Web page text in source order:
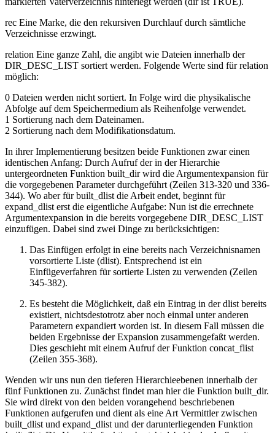
rec Eine Marke, die den rekursiven Durchlauf durch sämtliche
Verzeichnisse erzwingt.
relation Eine ganze Zahl, die angibt wie Dateien innerhalb der
DIR_DESC_LIST sortiert werden. Folgende Werte sind für relation
möglich:
0 Dateien werden nicht sortiert. In Folge wird die physikalische
Abfolge auf dem Speichermedium als Reihenfolge verwendet.
1 Sortierung nach dem Dateinamen.
2 Sortierung nach dem Modifikationsdatum.
In ihrer Implementierung besitzen beide Funktionen zwar einen
identischen Anfang: Durch Aufruf der in der Hierarchie
untergeordneten Funktion built_dir wird die Argumentexpansion für
die vorgegebenen Parameter durchgeführt (Zeilen 313-320 und 336-
344). Wo aber für built_dlist die Arbeit endet, beginnt für
expand_dlist erst die eigentliche Aufgabe: Nun ist die errechnete
Argumentexpansion in die bereits vorgegebene DIR_DESC_LIST
einzufügen. Dabei sind zwei Dinge zu berücksichtigen:
Das Einfügen erfolgt in eine bereits nach Verzeichnisnamen
vorsortierte Liste (dlist). Entsprechend ist ein
Einfügeverfahren für sortierte Listen zu verwenden (Zeilen
345-382).
Es besteht die Möglichkeit, daß ein Eintrag in der dlist bereits
existiert, nichtsdestotrotz aber noch einmal unter anderen
Parametern expandiert worden ist. In diesem Fall müssen die
beiden Ergebnisse der Expansion zusammengefaßt werden.
Dies geschieht mit einem Aufruf der Funktion concat_flist
(Zeilen 355-368).
Wenden wir uns nun den tieferen Hierarchieebenen innerhalb der
fünf Funktionen zu. Zunächst findet man hier die Funktion built_dir.
Sie wird direkt von den beiden vorangehend beschriebenen
Funktionen aufgerufen und dient als eine Art Vermittler zwischen
built_dlist und expand_dlist und der darunterliegenden Funktion